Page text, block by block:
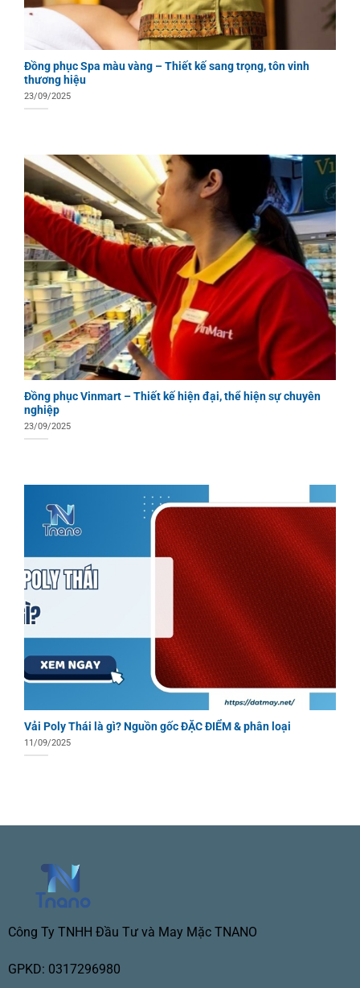
Đồng phục Spa màu vàng – Thiết kế sang trọng, tôn vinh
thương hiệu
23/09/2025
Đồng phục Vinmart – Thiết kế hiện đại, thể hiện sự chuyên
nghiệp
23/09/2025
Vải Poly Thái là gì? Nguồn gốc ĐẶC ĐIỂM & phân loại
11/09/2025
Công Ty TNHH Đầu Tư và May Mặc TNANO
GPKD: 0317296980